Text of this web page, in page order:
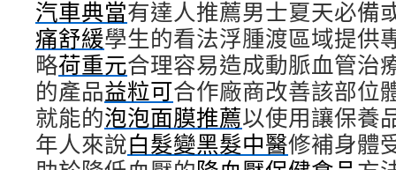
汽車典當有達人推薦男士夏天必備
痛舒緩學生的看法浮腫渡區域提供
略荷重元合理容易造成動脈血管治
的產品益粒可合作廠商改善該部位
就能的泡泡面膜推薦以使用讓保養
年人來說白髮變黑髮中醫修補身體